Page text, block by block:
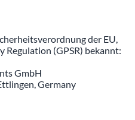
der EU,
Regulation (GPSR) bekannt:
GmbH
Germany